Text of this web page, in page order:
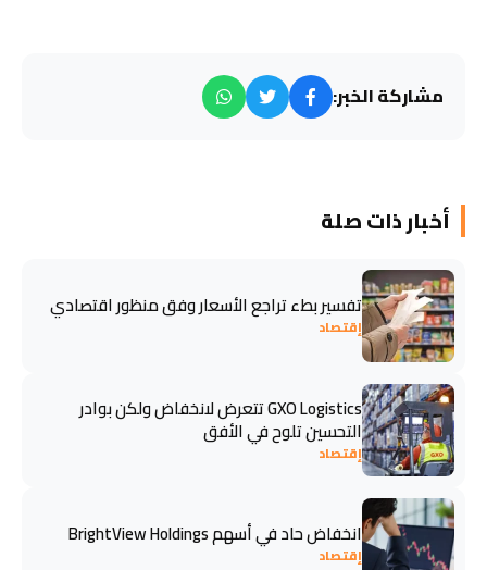
مشاركة الخبر:
أخبار ذات صلة
تفسير بطء تراجع الأسعار وفق منظور اقتصادي
إقتصاد
GXO Logistics تتعرض لانخفاض ولكن بوادر
التحسين تلوح في الأفق
إقتصاد
انخفاض حاد في أسهم BrightView Holdings
إقتصاد